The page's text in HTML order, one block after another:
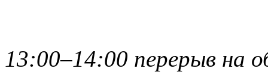
13:00–14:00 перерыв на